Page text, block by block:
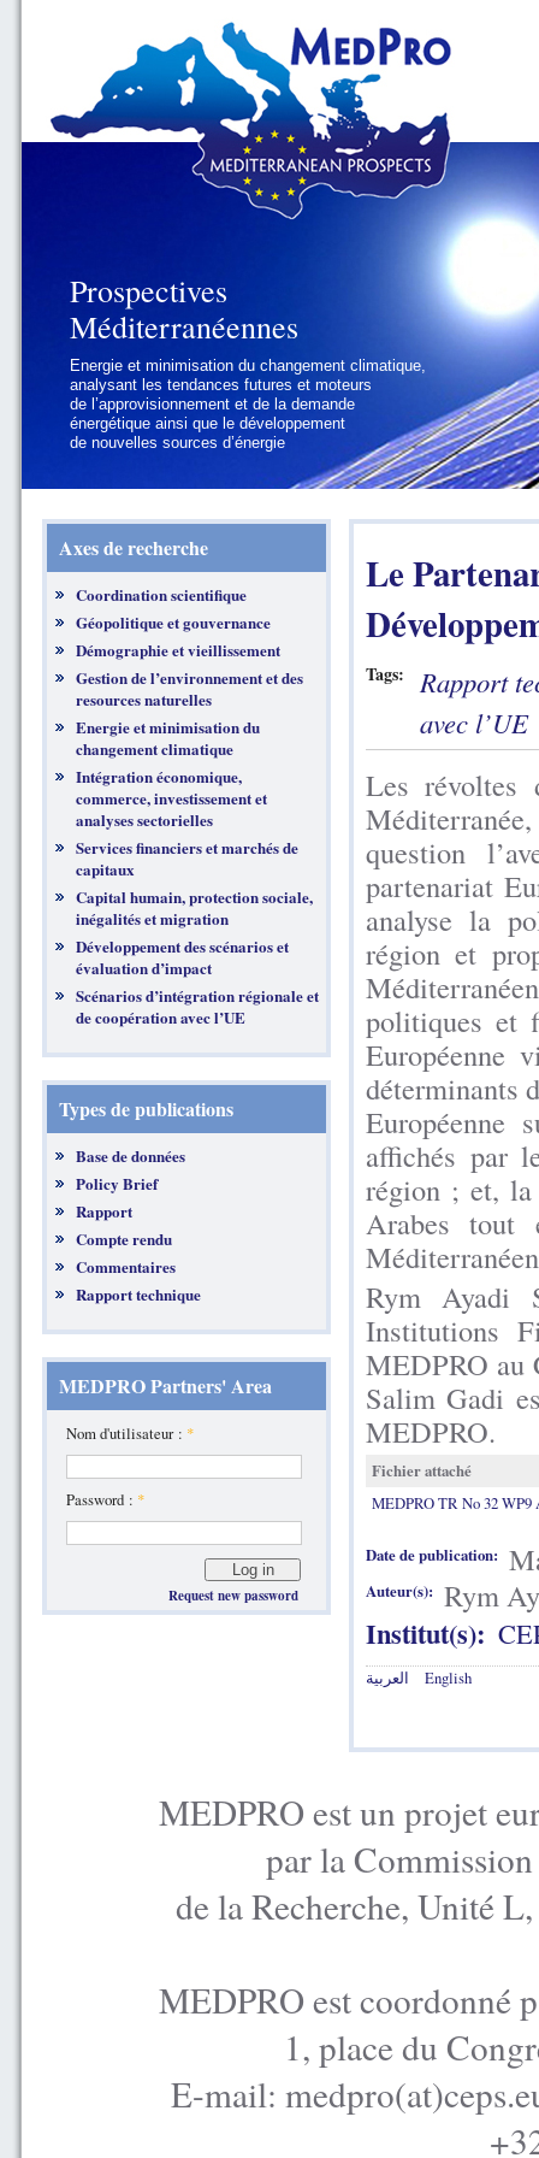
Prospectives
Méditerranéennes
Energie et minimisation du changement climatique,
analysant les tendances futures et moteurs
de l’approvisionnement et de la demande
énergétique ainsi que le développement
de nouvelles sources d’énergie
Prospectives
Méditerranéennes
Géopolitique et gouvernance, se focalisant sur les
défis politiques régionaux et internationaux
auxquels les pays méditerranéens
doivent faire face
Axes de recherche
Coordination scientifique
Géopolitique et gouvernance
Démographie et vieillissement
Gestion de l’environnement et des
resources naturelles
Energie et minimisation du
changement climatique
Intégration économique,
commerce, investissement et
analyses sectorielles
Services financiers et marchés de
capitaux
Capital humain, protection sociale,
inégalités et migration
Développement des scénarios et
évaluation d’impact
Scénarios d’intégration régionale et
de coopération avec l’UE
Types de publications
Base de données
Policy Brief
Rapport
Compte rendu
Commentaires
Rapport technique
MEDPRO Partners' Area
Nom d'utilisateur : *
Password : *
Request new password
Le
Tags:
Rapport
avec l’UE
Les
question
partenariat
analyse la
région et
politiques et
Européenne
déterminants
Européenne
affichés par
région ; et, la
Arabes tout
Rym Ayadi
Institutions
MEDPRO au
Salim Gadi
MEDPRO.
Fichier attaché
MEDPRO TR No 32 WP9
Date de publication:
Auteur(s): Rym
Institut(s):
العربية English
MEDPRO est un projet
par la
de la Recherche, Unité
MEDPRO est coordonné
1, place du
E-mail: